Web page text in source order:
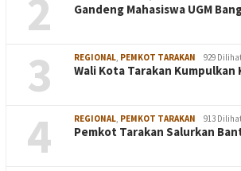
2 Gandeng Mahasiswa UGM
3 REGIONAL, PEMKOT TARAKAN 929
Wali Kota Tarakan
4 REGIONAL, PEMKOT TARAKAN 913
Pemkot Tarakan Salurkan